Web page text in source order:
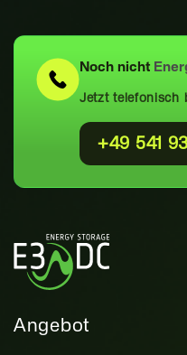
Noch nicht
Jetzt telefonisch
+49 541
Angebot